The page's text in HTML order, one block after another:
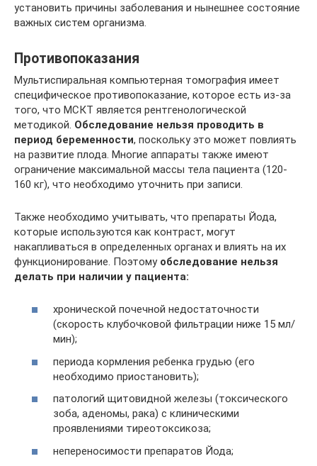
установить причины заболевания и нынешнее состояние
важных систем организма.
Противопоказания
Мультиспиральная компьютерная томография имеет
специфическое противопоказание, которое есть из-за
того, что МСКТ является рентгенологической
методикой. Обследование нельзя проводить в
период беременности, поскольку это может повлиять
на развитие плода. Многие аппараты также имеют
ограничение максимальной массы тела пациента (120-
160 кг), что необходимо уточнить при записи.
Также необходимо учитывать, что препараты Йода,
которые используются как контраст, могут
накапливаться в определенных органах и влиять на их
функционирование. Поэтому обследование нельзя
делать при наличии у пациента:
хронической почечной недостаточности
(скорость клубочковой фильтрации ниже 15 мл/
мин);
периода кормления ребенка грудью (его
необходимо приостановить);
патологий щитовидной железы (токсического
зоба, аденомы, рака) с клиническими
проявлениями тиреотоксикоза;
непереносимости препаратов Йода;